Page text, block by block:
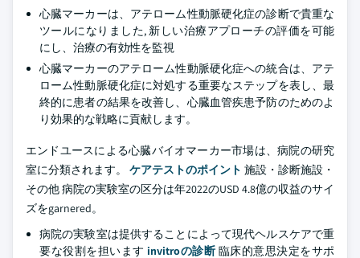
心臓マーカーは、アテローム性動脈硬化症の診断で貴重な
ツールになりました, 新しい治療アプローチの評価を可能
にし、治療の有効性を監視
心臓マーカーのアテローム性動脈硬化症への統合は、アテ
ローム性動脈硬化症に対処する重要なステップを表し、最
終的に患者の結果を改善し、心臓血管疾患予防のためのよ
り効果的な戦略に貢献します。
エンドユースによる心臓バイオマーカー市場は、病院の研究
室に分類されます。 ケアテストのポイント 施設・診断施設・
その他 病院の実験室の区分は年2022のUSD 4.8億の収益のサイ
ズをgarnered。
病院の実験室は提供することによって現代ヘルスケアで重
要な役割を担います invitroの診断 臨床的意思決定をサポ